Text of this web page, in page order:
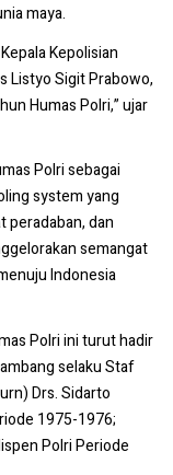
maya.
Kepolisian
Listyo Sigit Prabowo,
Humas Polri,” ujar
Polri sebagai
system yang
peradaban, dan
semangat
Indonesia
Polri ini turut hadir
selaku Staf
Drs. Sidarto
1975-1976;
Polri Periode